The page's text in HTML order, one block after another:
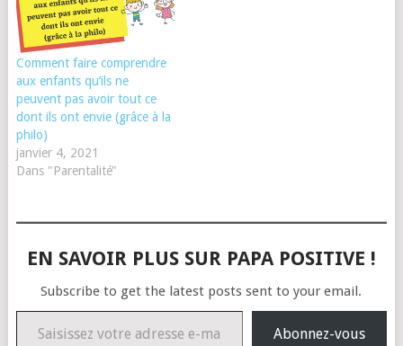
Comment faire comprendre
aux enfants qu’ils ne
peuvent pas avoir tout ce
dont ils ont envie (grâce à la
philo)
janvier 4, 2021
Dans "Parentalité"
EN SAVOIR PLUS SUR PAPA POSITIVE !
Subscribe to get the latest posts sent to your email.
Saisissez votre adresse e-mail…
Abonnez-vous